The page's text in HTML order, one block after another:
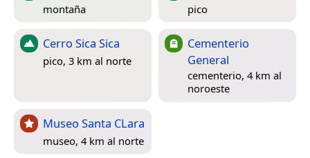
montaña pico
Cerro Sica Sica
pico, 3 km al norte
Cementerio
General
cementerio, 4 km al
noroeste
Museo Santa CLara
museo, 4 km al norte